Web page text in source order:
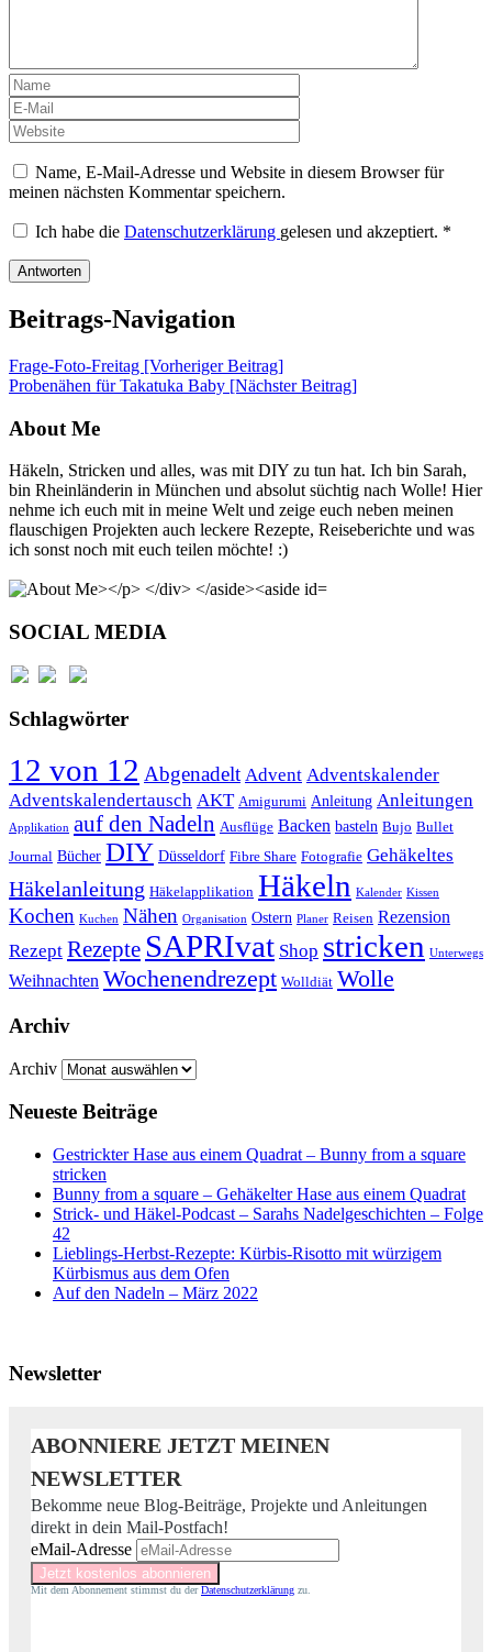
Name, E-Mail-Adresse und Website in diesem Browser für
meinen nächsten Kommentar speichern.
Ich habe die Datenschutzerklärung gelesen und akzeptiert. *
Beitrags-Navigation
Frage-Foto-Freitag [Vorheriger Beitrag]
Probenähen für Takatuka Baby [Nächster Beitrag]
About Me
Häkeln, Stricken und alles, was mit DIY zu tun hat. Ich bin Sarah,
bin Rheinländerin in München und absolut süchtig nach Wolle! Hier
nehme ich euch mit in meine Welt und zeige euch neben meinen
flauschigen Projekten auch leckere Rezepte, Reiseberichte und was
ich sonst noch mit euch teilen möchte! :)
SOCIAL MEDIA
Schlagwörter
12 von 12 Abgenadelt Advent Adventskalender
Adventskalendertausch AKT Amigurumi Anleitung Anleitungen
Applikation auf den Nadeln Ausflüge Backen basteln Bujo Bullet
Journal Bücher DIY Düsseldorf Fibre Share Fotografie Gehäkeltes
Häkelanleitung Häkelapplikation Häkeln Kalender Kissen
Kochen Kuchen Nähen Organisation Ostern Planer Reisen Rezension
Rezept Rezepte SAPRIvat Shop stricken Unterwegs
Weihnachten Wochenendrezept Wolldiät Wolle
Archiv
Archiv
Neueste Beiträge
Gestrickter Hase aus einem Quadrat – Bunny from a square
stricken
Bunny from a square – Gehäkelter Hase aus einem Quadrat
Strick- und Häkel-Podcast – Sarahs Nadelgeschichten – Folge
42
Lieblings-Herbst-Rezepte: Kürbis-Risotto mit würzigem
Kürbismus aus dem Ofen
Auf den Nadeln – März 2022
Newsletter
ABONNIERE JETZT MEINEN
NEWSLETTER
Bekomme neue Blog-Beiträge, Projekte und Anleitungen
direkt in dein Mail-Postfach!
eMail-Adresse
Mit dem Abonnement stimmst du derDatenschutzerklärung zu.